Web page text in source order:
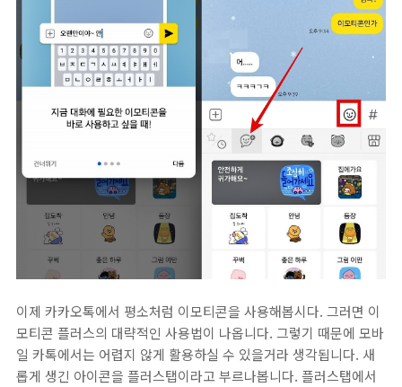
이제 카카오톡에서 평소처럼 이모티콘을 사용해봅시다. 그러면 이
모티콘 플러스의 대략적인 사용법이 나옵니다. 그렇기 때문에 모바
일 카톡에서는 어렵지 않게 활용하실 수 있을거라 생각됩니다. 새
롭게 생긴 아이콘을 플러스탭이라고 부르나봅니다. 플러스탭에서